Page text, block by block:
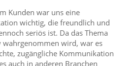
Kunden war uns eine
wichtig, die freundlich und
seriös ist. Da das Thema
wahrgenommen wird, war es
zugängliche Kommunikation
auch in anderen Branchen